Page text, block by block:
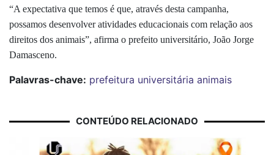
“A expectativa que temos é que, através desta campanha,
possamos desenvolver atividades educacionais com relação aos
direitos dos animais”, afirma o prefeito universitário, João Jorge
Damasceno.
Palavras-chave: prefeitura universitária animais
CONTEÚDO RELACIONADO